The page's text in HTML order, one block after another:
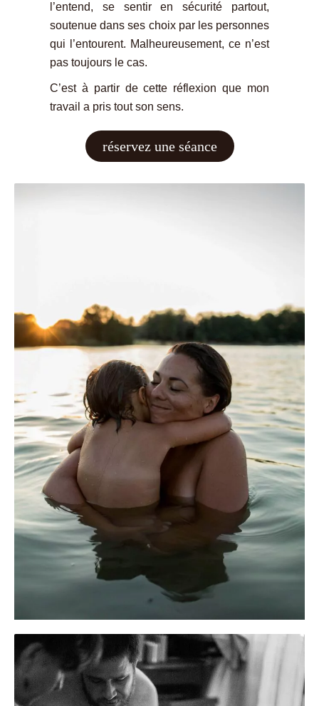
l’entend, se sentir en sécurité partout,
soutenue dans ses choix par les personnes
qui l’entourent. Malheureusement, ce n’est
pas toujours le cas.
C’est à partir de cette réflexion que mon
travail a pris tout son sens.
réservez une séance